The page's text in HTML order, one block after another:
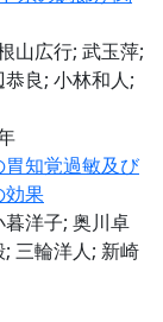
山広行; 武玉萍;
良; 小林和人;
知覚過敏及び
効果
洋子; 奥川卓
三輪洋人; 新崎